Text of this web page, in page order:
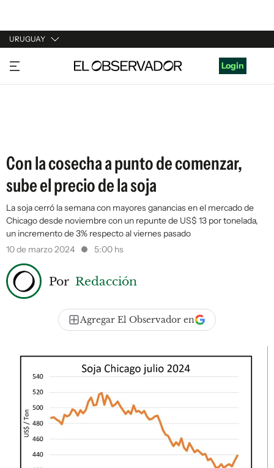
URUGUAY
URUGUAY
ARGENTINA
Login
Con la cosecha a punto de comenzar,
sube el precio de la soja
La soja cerró la semana con mayores ganancias en el mercado de
Chicago desde noviembre con un repunte de US$ 13 por tonelada,
un incremento de 3% respecto al viernes pasado
10 de marzo 2024
5:00 hs
Por Redacción
Agregar El Observador en